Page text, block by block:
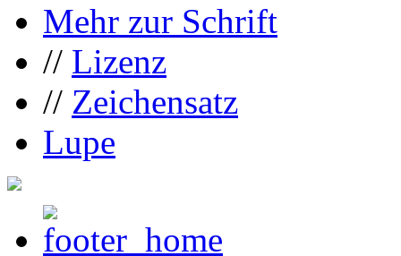
Mehr zur Schrift
// Lizenz
// Zeichensatz
Lupe